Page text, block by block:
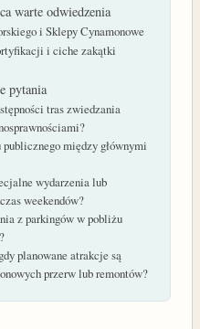
warte odwiedzenia
i Sklepy Cynamonowe
i ciche zakątki
pytania
tras zwiedzania
między głównymi
wydarzenia lub
weekendów?
z parkingów w pobliżu
planowane atrakcje są
przerw lub remontów?